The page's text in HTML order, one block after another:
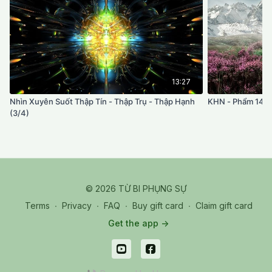
13:27
Nhìn Xuyên Suốt Thập Tín - Thập Trụ - Thập Hạnh
(3/4)
KHN - Phẩm 14
© 2026 TỪ BI PHỤNG SỰ
Terms ∙ Privacy ∙ FAQ ∙ Buy gift card ∙ Claim gift card
Get the app ->